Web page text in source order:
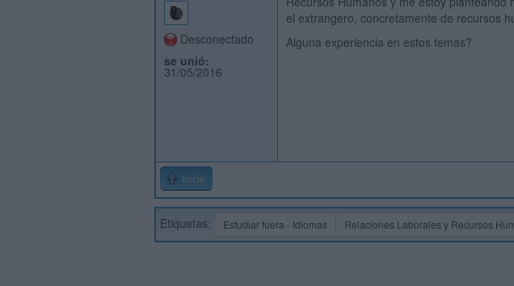
Desconectado
se unió:
31/05/2016
el extrangero, concretamente de recursos
Alguna experiencia en estos temas?
Inicio
Etiquetas: Estudiar fuera - Idiomas Relaciones Laborales y Recursos